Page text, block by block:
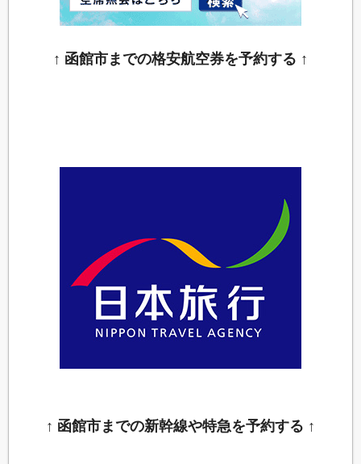
↑ 函館市までの格安航空券を予約する ↑
↑ 函館市までの新幹線や特急を予約する ↑